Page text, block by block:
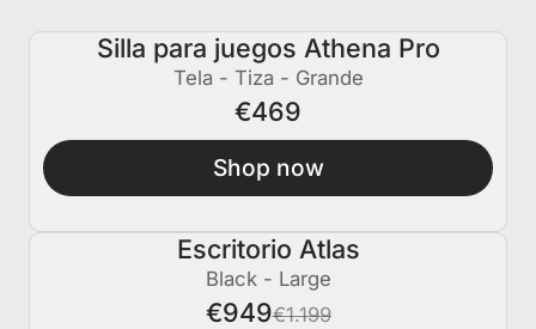
Silla para juegos Athena Pro
Tela - Tiza - Grande
€469
Shop now
€250 APAGADO
Escritorio Atlas
Black - Large
€949€1.199